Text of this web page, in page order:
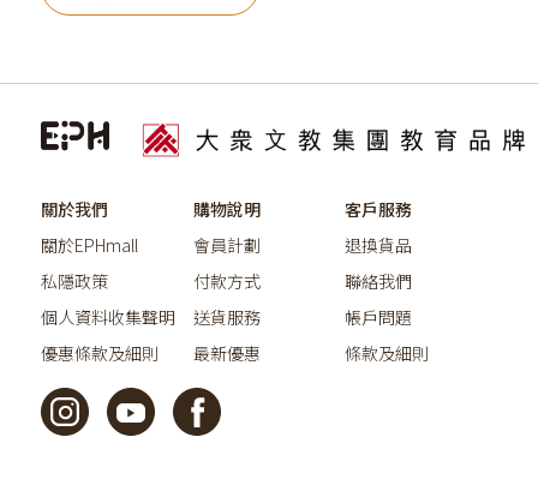
關於我們
關於EPHmall
私隱政策
個人資料收集聲明
優惠條款及細則
購物說明
會員計劃
付款方式
送貨服務
最新優惠
客戶服務
退換貨品
聯絡我們
帳戶問題
條款及細則